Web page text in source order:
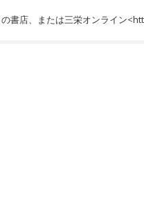
書店、または三栄オンライン<